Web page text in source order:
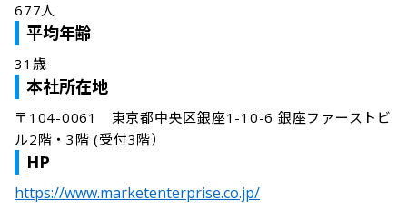
677人
平均年齢
31歳
本社所在地
〒104-0061　東京都中央区銀座1-10-6 銀座ファーストビ
ル2階・3階 (受付3階）
HP
https://www.marketenterprise.co.jp/